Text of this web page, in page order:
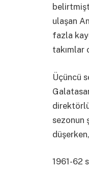
ulaşan
fazla
takımlar
Üçüncü
sezonun
1961-62